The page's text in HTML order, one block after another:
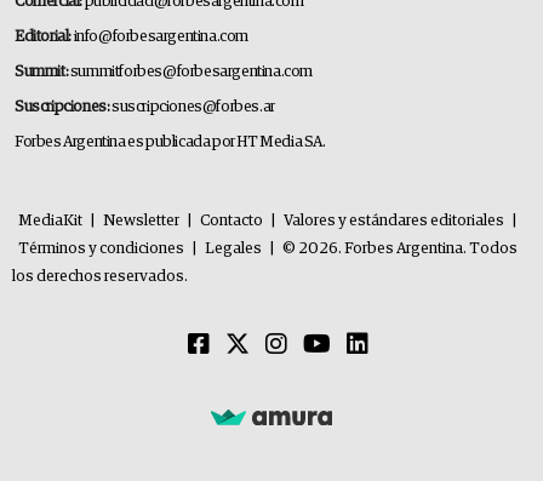
Editorial:info@forbesargentina.com
Summit:summitforbes@forbesargentina.com
Suscripciones:suscripciones@forbes.ar
Forbes Argentina es publicada por HT Media SA.
MediaKit Newsletter Contacto Valores y estándares editoriales
Términos y condiciones
Legales
© 2026. Forbes Argentina. Todos
los derechos reservados.